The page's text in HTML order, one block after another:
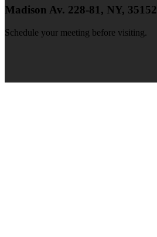
Madison Av. 228-81, NY, 35152
Schedule your meeting before visiting.